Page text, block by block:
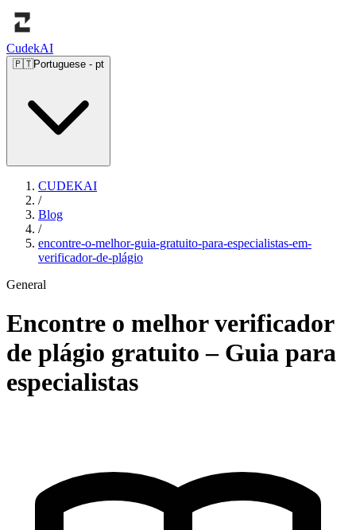
CudekAI
🇵🇹Portuguese - pt
CUDEKAI
/
Blog
/
encontre-o-melhor-guia-gratuito-para-especialistas-em-
verificador-de-plágio
General
Encontre o melhor verificador
de plágio gratuito – Guia para
especialistas